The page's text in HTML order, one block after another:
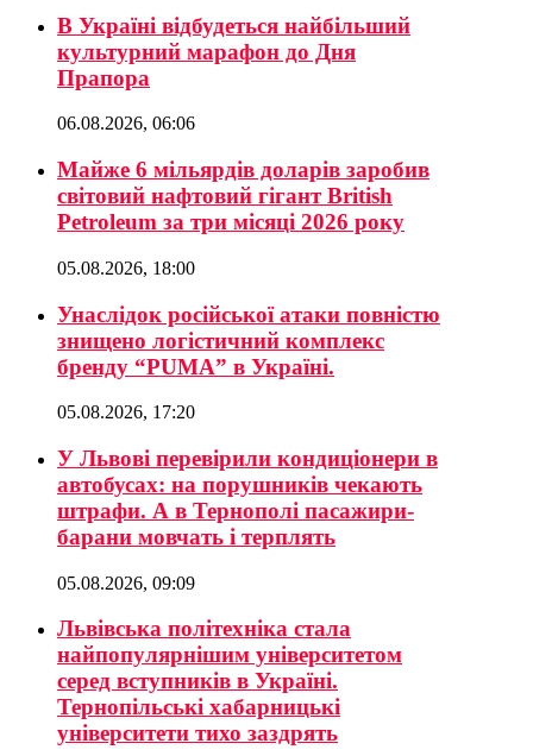
В Україні відбудеться найбільший
культурний марафон до Дня
Прапора
06.08.2026, 06:06
Майже 6 мільярдів доларів заробив
світовий нафтовий гігант British
Petroleum за три місяці 2026 року
05.08.2026, 18:00
Унаслідок російської атаки повністю
знищено логістичний комплекс
бренду “PUMA” в Україні.
05.08.2026, 17:20
У Львові перевірили кондиціонери в
автобусах: на порушників чекають
штрафи. А в Тернополі пасажири-
барани мовчать і терплять
05.08.2026, 09:09
Львівська політехніка стала
найпопулярнішим університетом
серед вступників в Україні.
Тернопільські хабарницькі
університети тихо заздрять